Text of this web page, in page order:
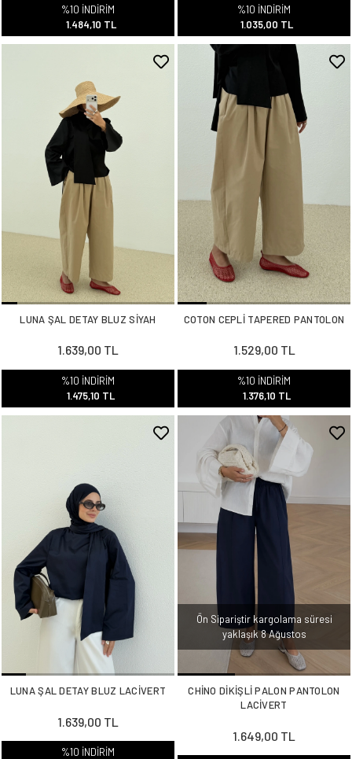
%10 İNDİRİM
1.484,10 TL
%10 İNDİRİM
1.035,00 TL
LUNA ŞAL DETAY BLUZ SİYAH
1.639,00 TL
%10 İNDİRİM
1.475,10 TL
COTON CEPLİ TAPERED PANTOLON
1.529,00 TL
%10 İNDİRİM
1.376,10 TL
LUNA ŞAL DETAY BLUZ LACİVERT
1.639,00 TL
%10 İNDİRİM
Ön Sipariştir kargolama süresi
yaklaşık 8 Ağustos
CHİNO DİKİŞLİ PALON PANTOLON
LACİVERT
1.649,00 TL